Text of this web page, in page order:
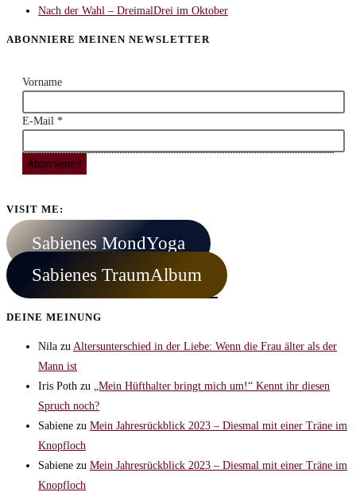
Nach der Wahl – DreimalDrei im Oktober
ABONNIERE MEINEN NEWSLETTER
Vorname
E-Mail *
VISIT ME:
Sabienes MondYoga
Sabienes TraumAlbum
DEINE MEINUNG
Nila zu Altersunterschied in der Liebe: Wenn die Frau älter als der
Mann ist
Iris Poth zu
„Mein Hüfthalter bringt mich um!“ Kennt ihr diesen
Spruch noch?
Sabiene zu Mein Jahresrückblick 2023 – Diesmal mit einer Träne im
Knopfloch
Sabiene zu Mein Jahresrückblick 2023 – Diesmal mit einer Träne im
Knopfloch